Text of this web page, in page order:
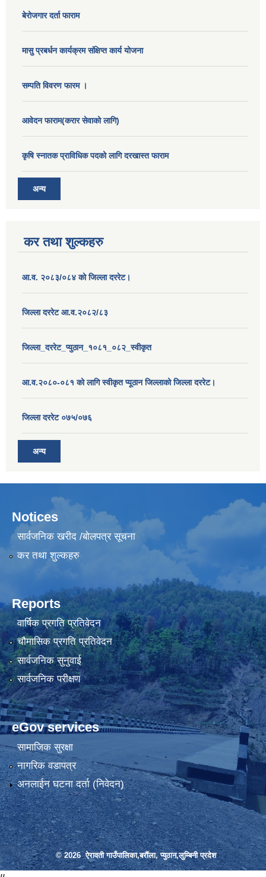
बेरोजगार दर्ता फाराम
मासु प्रबर्धन कार्यक्रम संक्षिप्त कार्य योजना
सम्पति विवरण फारम ।
आवेदन फाराम(करार सेवाको लागि)
कृषि स्नातक प्राविधिक पदको लागि दरखास्त फाराम
अन्य
कर तथा शुल्कहरु
आ.व. २०८३/०८४ को जिल्ला दररेट।
जिल्ला दररेट आ.व.२०८२/८३
जिल्ला_दररेट_प्युठान_१०८१_०८२_स्वीकृत
आ.व.२०८०-०८१ को लागि स्वीकृत प्यूठान जिल्लाको जिल्ला दररेट।
जिल्ला दररेट ०७५/०७६
अन्य
Notices
सार्वजनिक खरीद /बोलपत्र सूचना
कर तथा शुल्कहरु
Reports
वार्षिक प्रगति प्रतिवेदन
चौमासिक प्रगति प्रतिवेदन
सार्वजनिक सुनुवाई
सार्वजनिक परीक्षण
eGov services
सामाजिक सुरक्षा
नागरिक वडापत्र
अनलाईन घटना दर्ता (निवेदन)
© 2026 ऐरावती गाउँपालिका,बरौंला, प्युठान,लुम्बिनी प्रदेश